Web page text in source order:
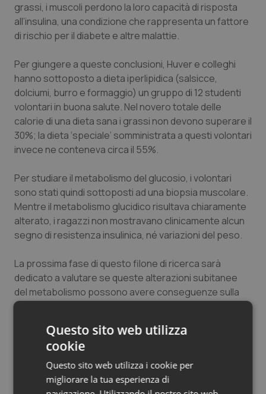
Quotidiano Chirurgia
Quotidiano Pediatria
Rene & patologie urogenitali
Salute orale & impianti
Sangue & coagulazione
Tiroide
Tumore al seno
Tumore ovarico
Tumori del Polmone & Testa Collo
Tumori gastrointestinali
Ulcera & Reflusso
Vaccini
grassi, i muscoli perdono la loro capacità di risposta
all’insulina, una condizione che rappresenta un fattore
di rischio per il diabete e altre malattie.
Per giungere a queste conclusioni, Huver e colleghi
hanno sottoposto a dieta iperlipidica (salsicce,
dolciumi, burro e formaggio) un gruppo di 12 studenti
volontari in buona salute. Nel novero totale delle
calorie di una dieta sana i grassi non devono superare il
30%; la dieta ‘speciale’ somministrata a questi volontari
invece ne conteneva circa il 55%.
Per studiare il metabolismo del glucosio, i volontari
sono stati quindi sottoposti ad una biopsia muscolare.
Mentre il metabolismo glucidico risultava chiaramente
alterato, i ragazzi non mostravano clinicamente alcun
segno di resistenza insulinica, né variazioni del peso.
La prossima fase di questo filone di ricerca sarà
dedicato a valutare se queste alterazioni subitanee
del metabolismo possono avere conseguenze sulla
salute a lungo termine e in quanto tempo il
una volta ripresa una dieta più fisiologica.
Lo studio è stato supportato da un grant dell’
Diabetes Associatione dei National Institutes of
Questo sito web utilizza
cookie
Questo sito web utilizza i cookie per
migliorare la tua esperienza di